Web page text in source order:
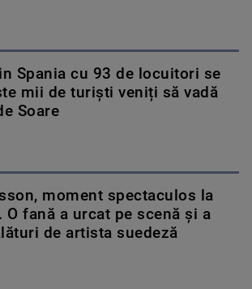
Spania cu 93 de locuitori se
mii de turiști veniți să vadă
Soare
moment spectaculos la
O fană a urcat pe scenă și a
de artista suedeză